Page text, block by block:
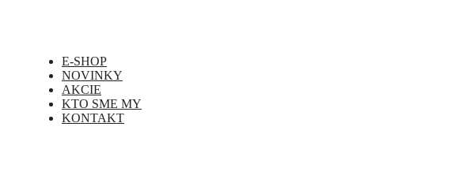
E-SHOP
NOVINKY
AKCIE
KTO SME MY
KONTAKT